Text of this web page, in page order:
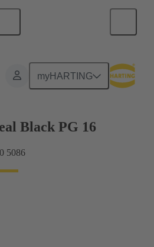
myHARTING
Black PG 16
5086